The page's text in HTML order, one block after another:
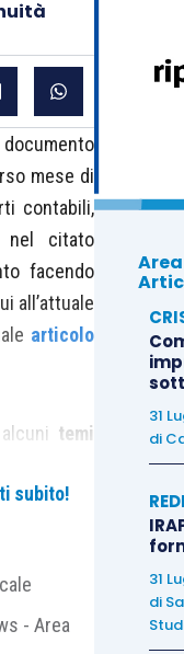
mese di
contabili,
nel citato
facendo
all’attuale
articolo
temi
ai sensi
subito!
- Area
31
di
31
di